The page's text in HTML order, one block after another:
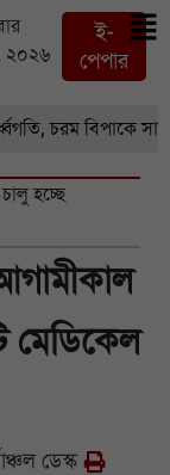
২০২৬
ই-
পেপার
চরম বিপাকে সাধারণ
হচ্ছে
মেডিকেল
ডেস্ক